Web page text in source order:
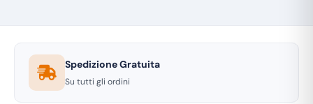
Spedizione Gratuita
Su tutti gli ordini